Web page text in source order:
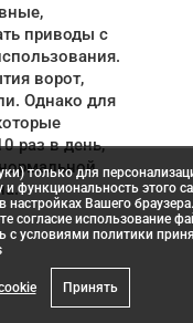
приводы с
ворот,
Однако для
раз в день,
только для
функциональность этого
Вашего браузера.
согласие использование
с условиями политики
Принять